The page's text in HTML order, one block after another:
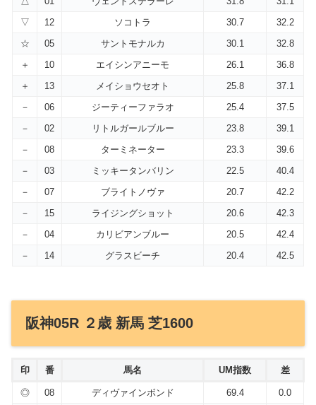
▽
12 ソコトラ 30.7
32.2
☆
05 サントモナルカ 30.1
32.8
＋
10 エイシンアニーモ 26.1
36.8
＋
13 メイショウセオト 25.8
37.1
－
06 ジーティーファラオ 25.4
37.5
－
02 リトルガールブルー 23.8
39.1
－
08 ターミネーター 23.3
39.6
－
03 ミッキータンバリン 22.5
40.4
－
07 ブライトノヴァ 20.7
42.2
－
15 ライジングショット 20.6
42.3
－
04 カリビアンブルー 20.5
42.4
－
14 グラスビーチ 20.4 42.5
阪神05R ２歳 新馬 芝1600
印 番 馬名 UM指数 差
◎ 08 ディヴァインボンド 69.4
0.0